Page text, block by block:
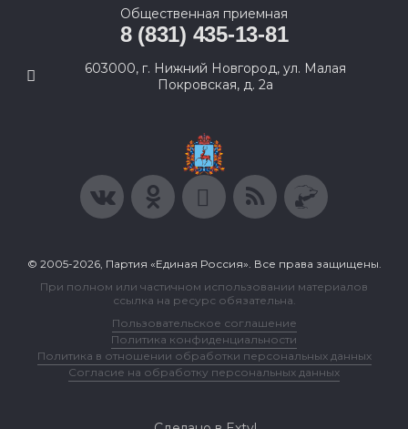
Общественная приемная
8 (831) 435-13-81
603000, г. Нижний Новгород, ул. Малая
Покровская, д. 2а
© 2005-2026, Партия «Единая Россия». Все права защищены.
При полном или частичном использовании материалов
ссылка на ресурс обязательна.
Пользовательское соглашение
Политика конфиденциальности
Политика в отношении обработки персональных данных
Согласие на обработку персональных данных